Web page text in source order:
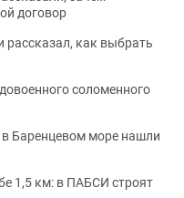
договор
как выбрать
соломенного
Баренцевом море нашли
1,5 км: в ПАБСИ строят